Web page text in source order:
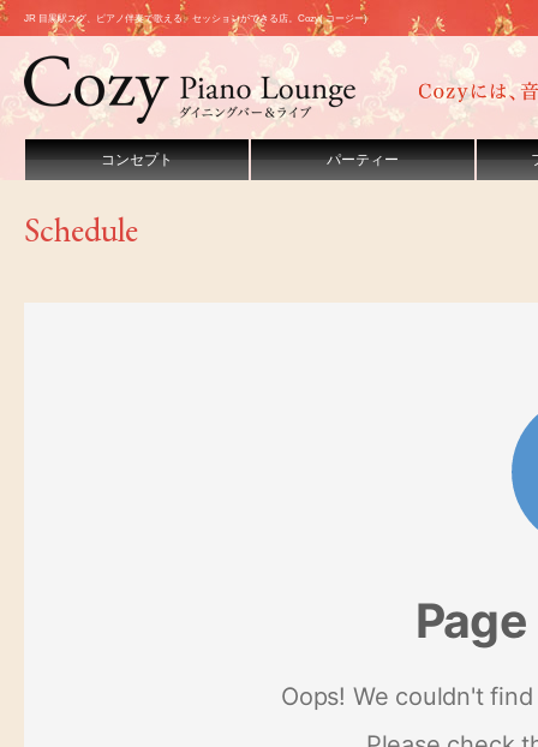
JR 目黒駅スグ、ピアノ伴奏で歌える、セッションができる店。Cozy( コージー)
コンセプト パーティー
Schedule